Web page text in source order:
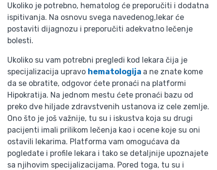
Ukoliko je potrebno, hematolog će preporučiti i dodatna
ispitivanja. Na osnovu svega navedenog,lekar će
postaviti dijagnozu i preporučiti adekvatno lečenje
bolesti.
Ukoliko su vam potrebni pregledi kod lekara čija je
specijalizacija upravo hematologija a ne znate kome
da se obratite, odgovor ćete pronaći na platformi
Hipokratija. Na jednom mestu ćete pronaći bazu od
preko dve hiljade zdravstvenih ustanova iz cele zemlje.
Ono što je još važnije, tu su i iskustva koja su drugi
pacijenti imali prilikom lečenja kao i ocene koje su oni
ostavili lekarima. Platforma vam omogućava da
pogledate i profile lekara i tako se detaljnije upoznajete
sa njihovim specijalizacijama. Pored toga, tu su i